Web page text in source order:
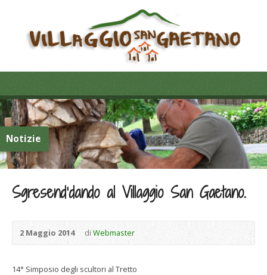
Notizie
Sgresend’dando al Villaggio San Gaetano.
2 Maggio 2014 di Webmaster
14° Simposio degli scultori al Tretto